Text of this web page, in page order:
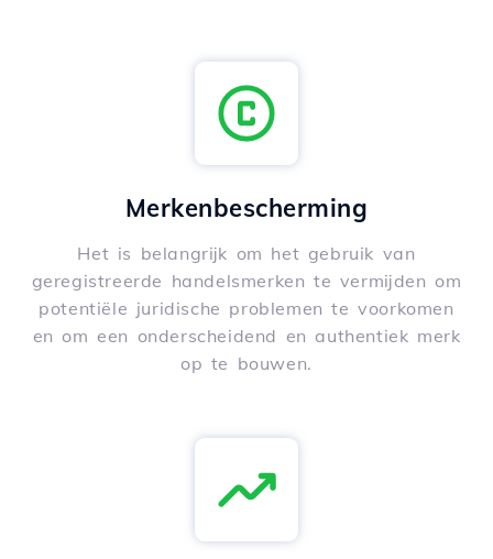
Merkenbescherming
Het is belangrijk om het gebruik van
geregistreerde handelsmerken te vermijden om
potentiële juridische problemen te voorkomen
en om een onderscheidend en authentiek merk
op te bouwen.